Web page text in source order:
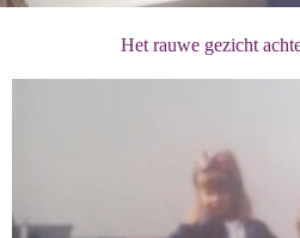
Het rauwe gezicht